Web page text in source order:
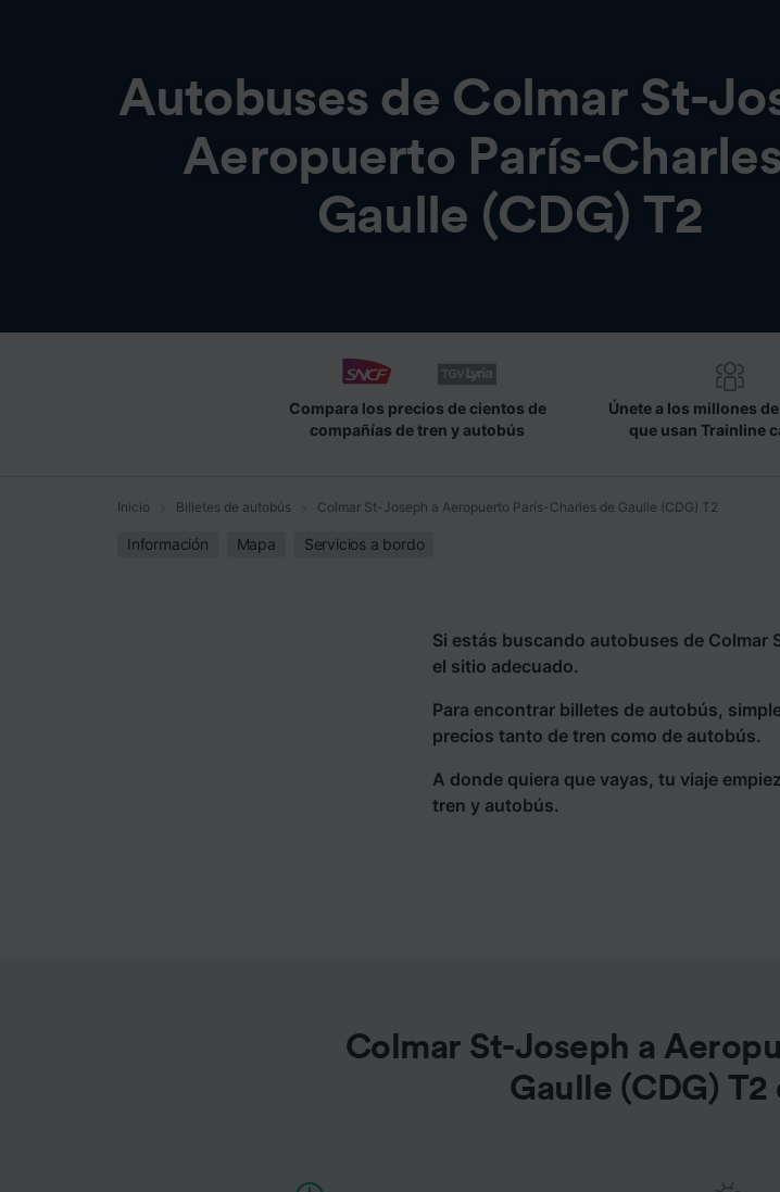
Autobuses de Colmar St-
Aeropuerto París-
Gaulle (CDG) T2
Compara los precios de cientos de
compañías de tren y autobús
Únete a los millones
que usan Trainline
Inicio Billetes de autobús Colmar St-Joseph a Aeropuerto París-Charles de Gaulle (CDG) T2
Información Mapa Servicios a bordo
Si estás buscando autobuses de Colmar
el sitio adecuado.
Para encontrar billetes de autobús,
precios tanto de tren como de autobús.
A donde quiera que vayas, tu viaje
tren y autobús.
Colmar St-Joseph a
Gaulle (CDG) T2